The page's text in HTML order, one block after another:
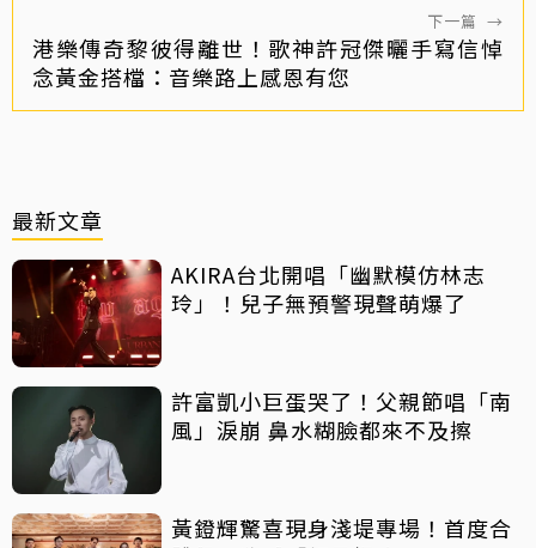
下一篇 →
港樂傳奇黎彼得離世！歌神許冠傑曬手寫信悼
念黃金搭檔：音樂路上感恩有您
最新文章
AKIRA台北開唱「幽默模仿林志
玲」！兒子無預警現聲萌爆了
許富凱小巨蛋哭了！父親節唱「南
風」淚崩 鼻水糊臉都來不及擦
黃鐙輝驚喜現身淺堤專場！首度合